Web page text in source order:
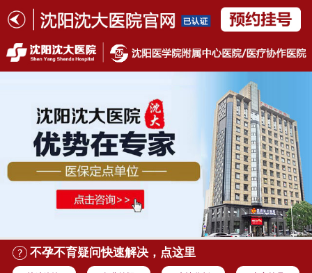
不孕不育疑问快速解决，点这里